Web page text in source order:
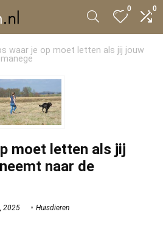
0 0
waar je op moet letten als jij jouw
moet letten als jij
naar de
2025 Huisdieren